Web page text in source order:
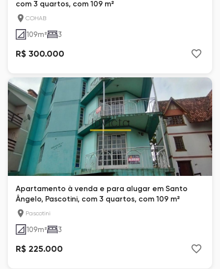
com 3 quartos, com 109 m²
COHAB
109m² 3
R$ 300.000
Apartamento à venda e para alugar em Santo
Ângelo, Pascotini, com 3 quartos, com 109 m²
Pascotini
109m² 3
R$ 225.000